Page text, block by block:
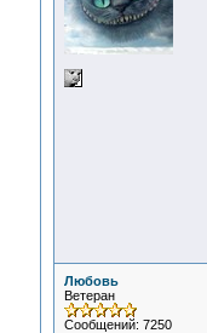
Любовь
Ветеран
Сообщений: 7250